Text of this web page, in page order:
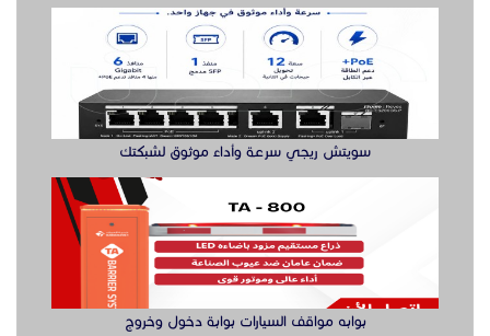
بوابه مواقف السيارات بوابة دخول وخروج
صيانة التلفزيةن والصوتيات